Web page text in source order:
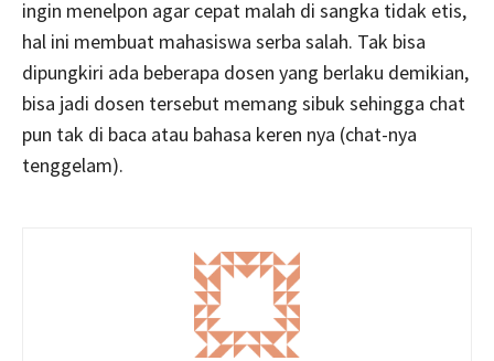
ingin menelpon agar cepat malah di sangka tidak etis,
hal ini membuat mahasiswa serba salah. Tak bisa
dipungkiri ada beberapa dosen yang berlaku demikian,
bisa jadi dosen tersebut memang sibuk sehingga chat
pun tak di baca atau bahasa keren nya (chat-nya
tenggelam).